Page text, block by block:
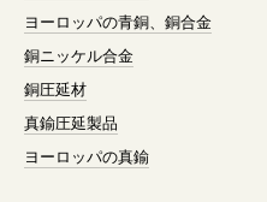
ヨーロッパの青銅、銅合金
銅ニッケル合金
銅圧延材
真鍮圧延製品
ヨーロッパの真鍮